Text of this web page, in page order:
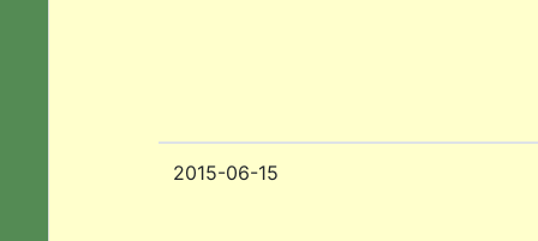
2015-06-15